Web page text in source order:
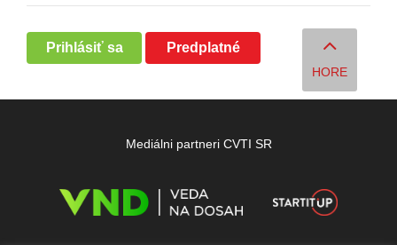
Prihlásiť sa Predplatné
HORE
Mediálni partneri CVTI SR